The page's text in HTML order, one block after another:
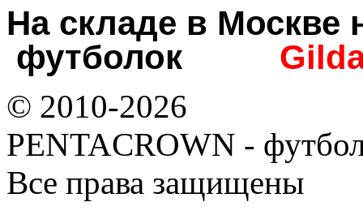
На складе в
футболок
© 2010-2026
PENTACROWN -
Все права защищены